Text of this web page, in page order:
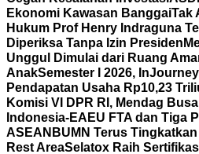
Ekonomi Kawasan BanggaiTak
Hukum Prof Henry Indraguna
Diperiksa Tanpa Izin Presiden
Unggul Dimulai dari Ruang
AnakSemester I 2026,
Pendapatan Usaha Rp10,23
Komisi VI DPR RI, Mendag
Indonesia-EAEU FTA dan Tiga
ASEAN BUMN Terus
Rest AreaSelatox Raih